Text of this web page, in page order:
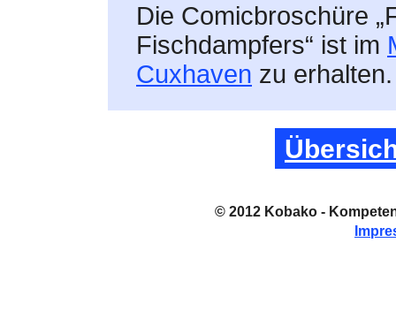
Die Comicbroschüre
Fischdampfers“ ist im
Cuxhaven zu erhalten.
© 2012 Kobako -